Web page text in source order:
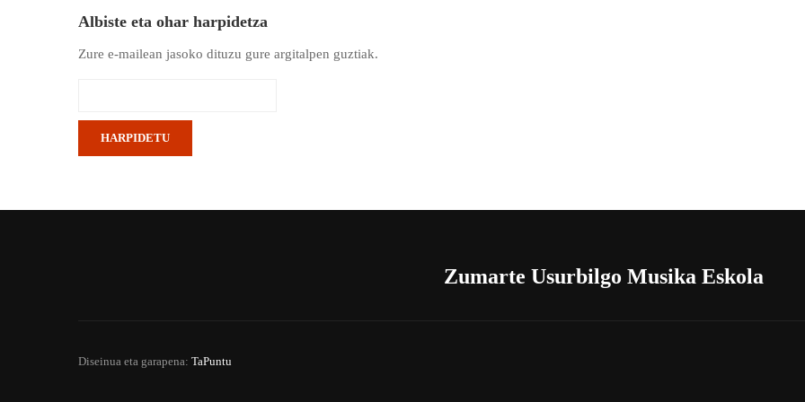
Albiste eta ohar harpidetza
Zure e-mailean jasoko dituzu gure argitalpen guztiak.
Zumarte Usurbilgo Musika Eskola
Diseinua eta garapena: TaPuntu